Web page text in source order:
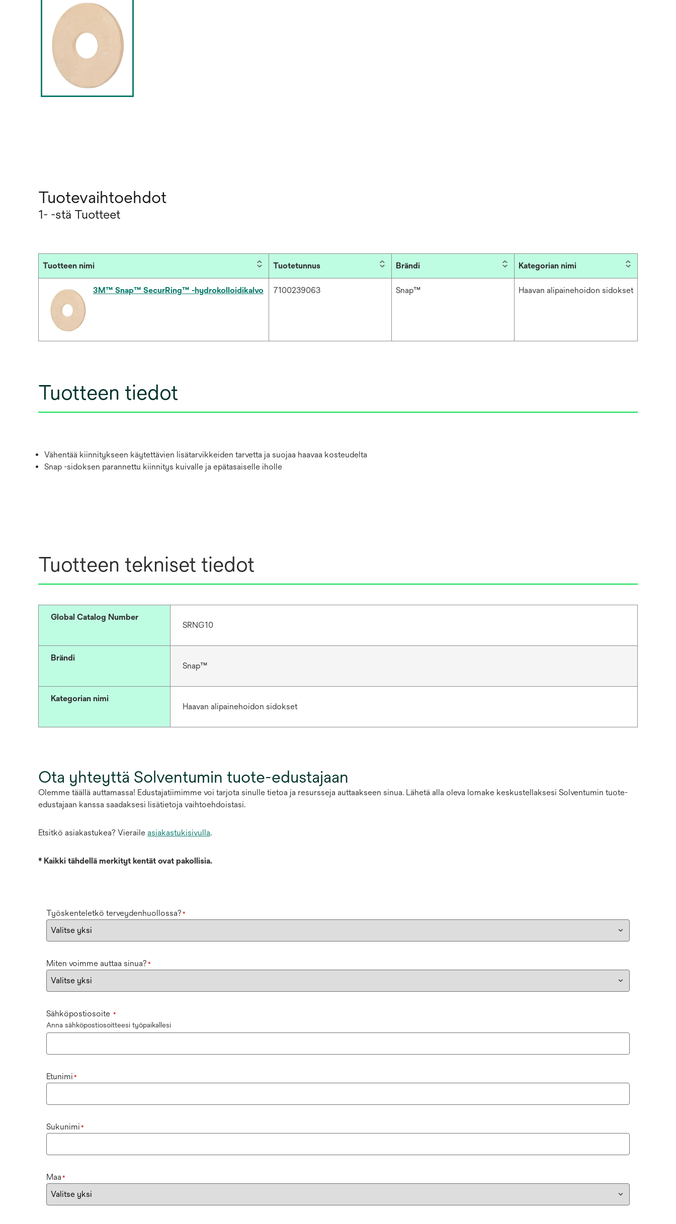
Tuotevaihtoehdot
1- -stä Tuotteet
Tuotteen nimi Tuotetunnus Brändi Kategorian nimi
3M™ Snap™ SecurRing™ -hydrokolloidikalvo 7100239063 Snap™ Haavan alipainehoidon sidokset
Tuotteen tiedot
Vähentää kiinnitykseen käytettävien lisätarvikkeiden tarvetta ja suojaa haavaa kosteudelta
Snap -sidoksen parannettu kiinnitys kuivalle ja epätasaiselle iholle
Tuotteen tekniset tiedot
Global Catalog Number
SRNG10
Brändi
Snap™
Kategorian nimi
Haavan alipainehoidon sidokset
Ota yhteyttä Solventumin tuote-edustajaan
Olemme täällä auttamassa! Edustajatiimimme voi tarjota sinulle tietoa ja resursseja auttaakseen sinua. Lähetä alla oleva lomake keskustellaksesi Solventumin tuote-
edustajaan kanssa saadaksesi lisätietoja vaihtoehdoistasi.
Etsitkö asiakastukea? Vieraile asiakastukisivulla.
* Kaikki tähdellä merkityt kentät ovat pakollisia.
Työskenteletkö terveydenhuollossa? *
Miten voimme auttaa sinua? *
Sähköpostiosoite *
Anna sähköpostiosoitteesi työpaikallesi
Etunimi *
Sukunimi *
Maa *